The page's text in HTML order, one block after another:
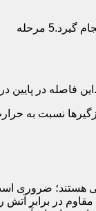
برای حصول اطمینان از عملکرد دربهای ضد حریق مطابق با دسته بندی و مقاومت آن ها،باید تست روی آن انجام گیرد.5 مرحله
نسبت به
هستند؛ ضروری
در برابر